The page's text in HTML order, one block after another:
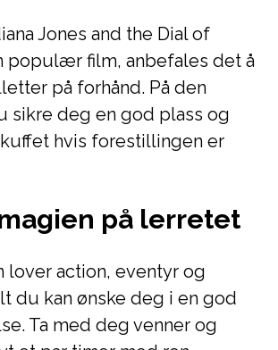
Jones and the Dial of
populær film, anbefales det å
på forhånd. På den
sikre deg en god plass og
hvis forestillingen er
på lerretet
lover action, eventyr og
du kan ønske deg i en god
Ta med deg venner og